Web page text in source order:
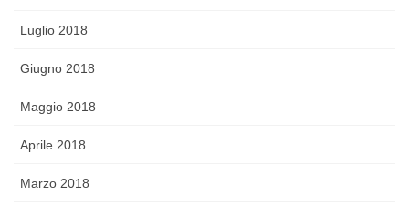
Luglio 2018
Giugno 2018
Maggio 2018
Aprile 2018
Marzo 2018